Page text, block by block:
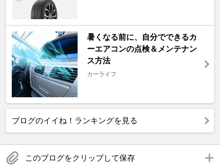
暑くなる前に、自分でできるカ
ーエアコンの点検＆メンテナン
ス方法
カーライフ
ブログのイイね！ランキングを見る
このブログをクリップして保存